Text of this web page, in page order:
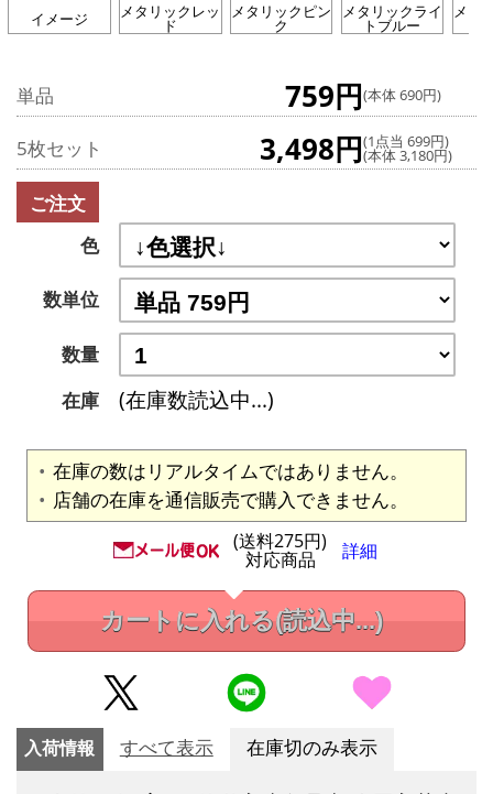
イメージ メタリックレッ
ド
メタリックピン
ク
メタリックライ
トブルー
メタ
単品 759円(本体 690円)
5枚セット 3,498円(1点当 699円)
(本体 3,180円)
ご注文
色
数単位
数量
在庫
(在庫数読込中...)
在庫の数はリアルタイムではありません。
店舗の在庫を通信販売で購入できません。
(送料275円)
対応商品 詳細
カートに入れる(読込中...)
入荷情報 すべて表示 在庫切のみ表示